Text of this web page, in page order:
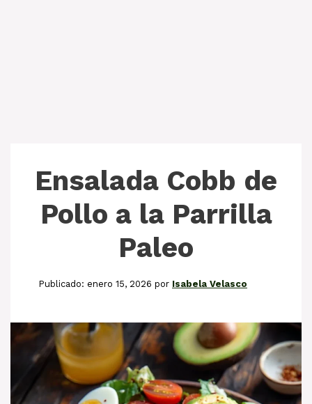
Ensalada Cobb de
Pollo a la Parrilla
Paleo
enero 15, 2026 por Isabela Velasco